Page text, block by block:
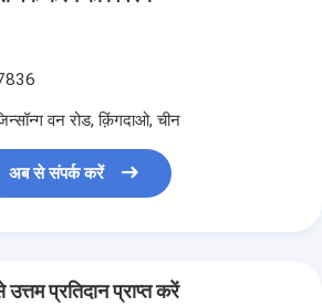
वन रोड, क़िंगदाओ, चीन
अब से संपर्क करें
प्रतिदान प्राप्त करें